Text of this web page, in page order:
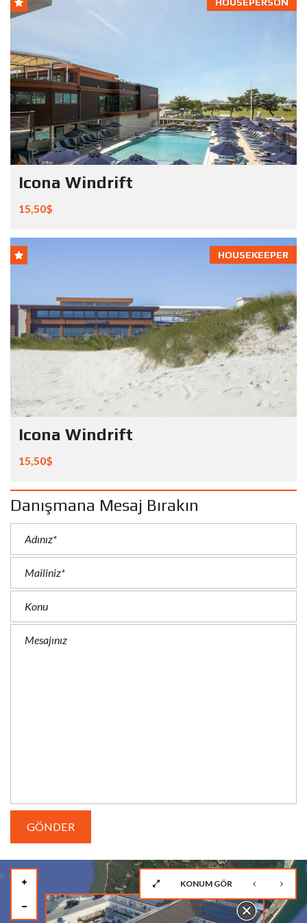
HOUSEPERSON
Icona Windrift
15,50$
HOUSEKEEPER
Icona Windrift
15,50$
Danışmana Mesaj Bırakın
KONUM GÖR